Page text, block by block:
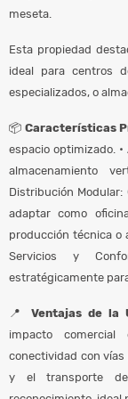
meseta.
Esta propiedad
ideal para centros
especializados, o
📦 Características
espacio optimizado.
almacenamiento
Distribución
adaptar como
producción técnica o
Servicios y
estratégicamente
📍 Ventajas de la
impacto
conectividad con
y el transporte